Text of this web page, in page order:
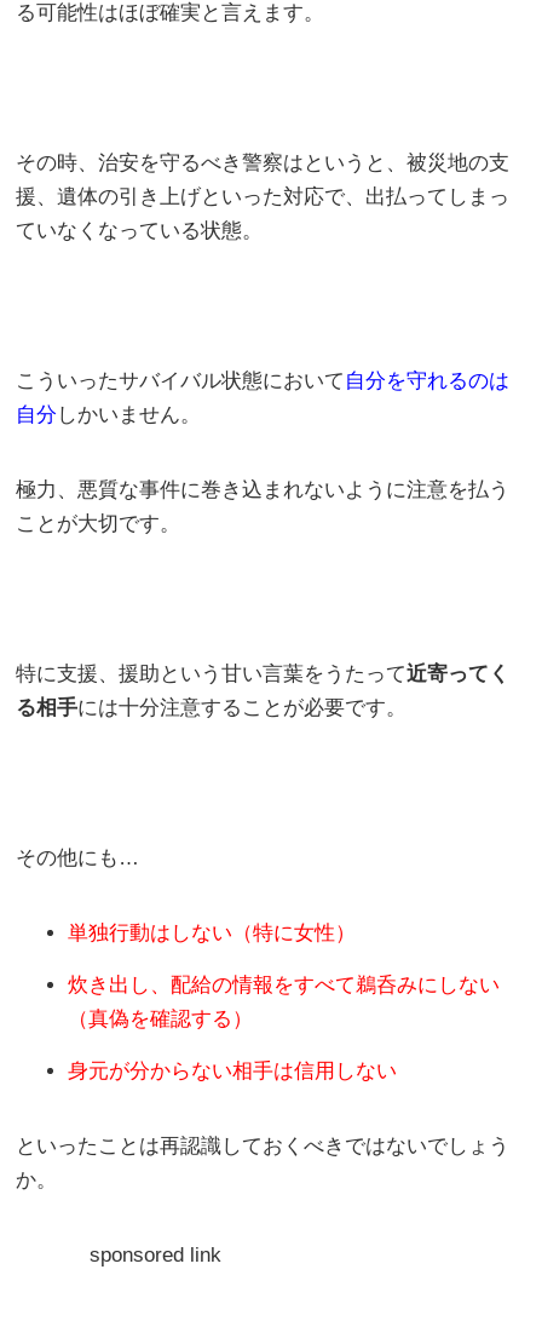
る可能性はほぼ確実と言えます。
その時、治安を守るべき警察はというと、被災地の支
援、遺体の引き上げといった対応で、出払ってしまっ
ていなくなっている状態。
こういったサバイバル状態において 自分を守れるのは
自分 しかいません。
極力、悪質な事件に巻き込まれないように注意を払う
ことが大切です。
特に支援、援助という甘い言葉をうたって近寄ってく
る相手には十分注意することが必要です。
その他にも…
単独行動はしない（特に女性）
炊き出し、配給の情報をすべて鵜呑みにしない
（真偽を確認する）
身元が分からない相手は信用しない
といったことは再認識しておくべきではないでしょう
か。
sponsored link